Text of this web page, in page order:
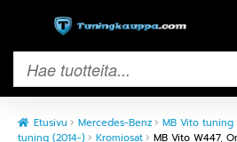
Etusivu Mercedes-Benz MB Vito tuning
tuning (2014-)
Kromiosat
MB Vito W447,